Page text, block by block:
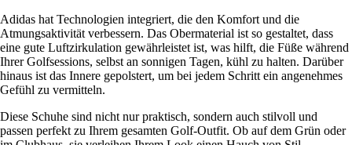
Adidas hat Technologien integriert, die den Komfort und die
Atmungsaktivität verbessern. Das Obermaterial ist so gestaltet, dass
eine gute Luftzirkulation gewährleistet ist, was hilft, die Füße während
Ihrer Golfsessions, selbst an sonnigen Tagen, kühl zu halten. Darüber
hinaus ist das Innere gepolstert, um bei jedem Schritt ein angenehmes
Gefühl zu vermitteln.
Diese Schuhe sind nicht nur praktisch, sondern auch stilvoll und
passen perfekt zu Ihrem gesamten Golf-Outfit. Ob auf dem Grün oder